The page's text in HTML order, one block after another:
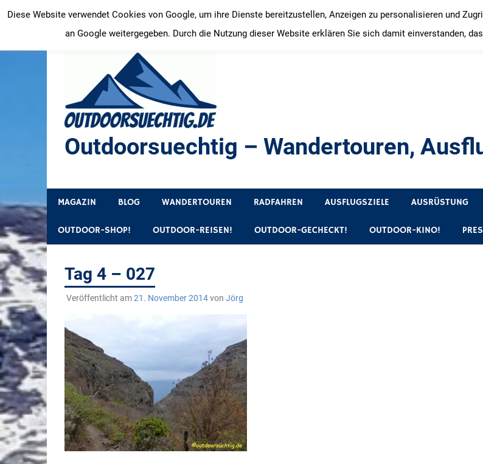
Inhalt
springen
Outdoorsuechtig – Wandertouren,
MAGAZIN BLOG WANDERTOUREN RADFAHREN AUSFLUGSZIELE AUSRÜSTUNG
OUTDOOR-SHOP! OUTDOOR-REISEN! OUTDOOR-GECHECKT! OUTDOOR-KINO!
Tag 4 – 027
Veröffentlicht am21. November 2014von Jörg
Diese Website verwendet Cookies von Google, um ihre Dienste bereitzustellen, Anzeigen zu personalisieren und
an Google weitergegeben. Durch die Nutzung dieser Website erklären Sie sich damit einverstanden,